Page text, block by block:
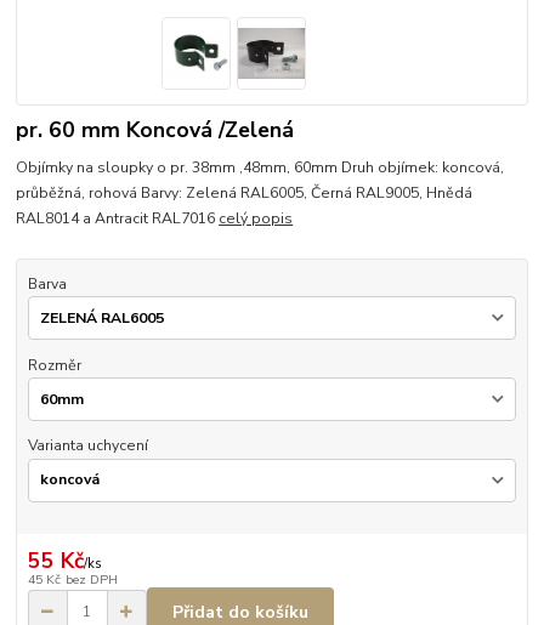
pr. 60 mm Koncová /Zelená
Objímky na sloupky o pr. 38mm ,48mm, 60mm Druh objímek: koncová,
průběžná, rohová Barvy: Zelená RAL6005, Černá RAL9005, Hnědá
RAL8014 a Antracit RAL7016 celý popis
Barva
Rozměr
Varianta uchycení
55 Kč/ks
45 Kč bez DPH
Přidat do košíku